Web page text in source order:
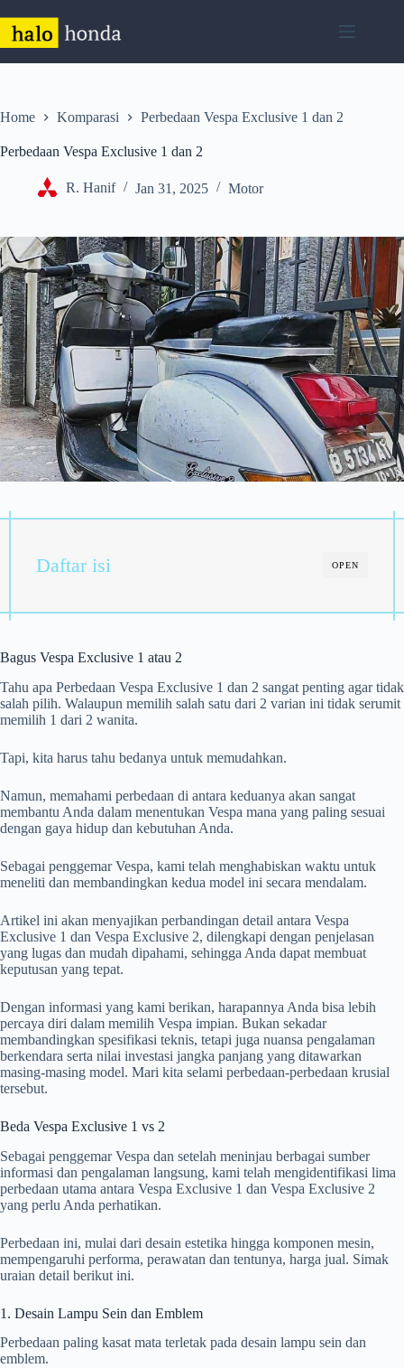
to
content
Home Komparasi Perbedaan Vespa Exclusive 1 dan 2
Perbedaan Vespa Exclusive 1 dan 2
R. Hanif Jan 31, 2025 Motor
OPEN
Daftar isi
Bagus Vespa Exclusive 1 atau 2
Tahu apa Perbedaan Vespa Exclusive 1 dan 2 sangat penting agar tidak
salah pilih. Walaupun memilih salah satu dari 2 varian ini tidak serumit
memilih 1 dari 2 wanita.
Tapi, kita harus tahu bedanya untuk memudahkan.
Namun, memahami perbedaan di antara keduanya akan sangat
membantu Anda dalam menentukan Vespa mana yang paling sesuai
dengan gaya hidup dan kebutuhan Anda.
Sebagai penggemar Vespa, kami telah menghabiskan waktu untuk
meneliti dan membandingkan kedua model ini secara mendalam.
Artikel ini akan menyajikan perbandingan detail antara Vespa
Exclusive 1 dan Vespa Exclusive 2, dilengkapi dengan penjelasan
yang lugas dan mudah dipahami, sehingga Anda dapat membuat
keputusan yang tepat.
Dengan informasi yang kami berikan, harapannya Anda bisa lebih
percaya diri dalam memilih Vespa impian. Bukan sekadar
membandingkan spesifikasi teknis, tetapi juga nuansa pengalaman
berkendara serta nilai investasi jangka panjang yang ditawarkan
masing-masing model. Mari kita selami perbedaan-perbedaan krusial
tersebut.
Beda Vespa Exclusive 1 vs 2
Sebagai penggemar Vespa dan setelah meninjau berbagai sumber
informasi dan pengalaman langsung, kami telah mengidentifikasi lima
perbedaan utama antara Vespa Exclusive 1 dan Vespa Exclusive 2
yang perlu Anda perhatikan.
Perbedaan ini, mulai dari desain estetika hingga komponen mesin,
mempengaruhi performa, perawatan dan tentunya, harga jual. Simak
uraian detail berikut ini.
1. Desain Lampu Sein dan Emblem
Perbedaan paling kasat mata terletak pada desain lampu sein dan
emblem.